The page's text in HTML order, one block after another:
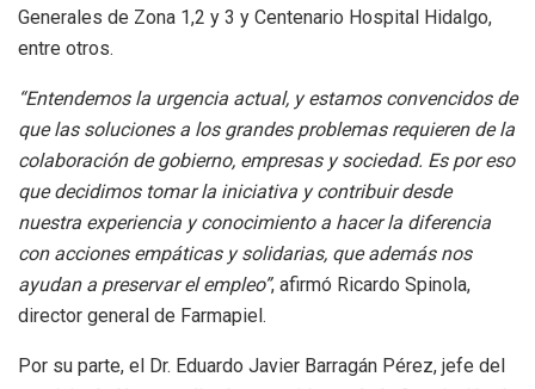
Generales de Zona 1,2 y 3 y Centenario Hospital Hidalgo,
entre otros.
“Entendemos la urgencia actual, y estamos convencidos de
que las soluciones a los grandes problemas requieren de la
colaboración de gobierno, empresas y sociedad. Es por eso
que decidimos tomar la iniciativa y contribuir desde
nuestra experiencia y conocimiento a hacer la diferencia
con acciones empáticas y solidarias, que además nos
ayudan a preservar el empleo”, afirmó Ricardo Spinola,
director general de Farmapiel.
Por su parte, el Dr. Eduardo Javier Barragán Pérez, jefe del